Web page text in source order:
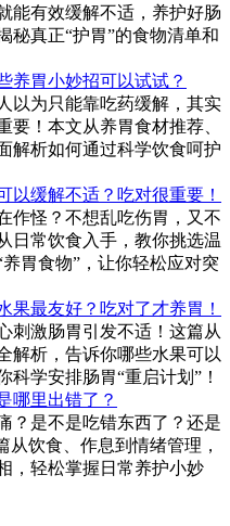
能有效缓解不适，养护好肠
秘真正“护胃”的食物清单和
养胃小妙招可以试试？
以为只能靠吃药缓解，其实
要！本文从养胃食材推荐、
解析如何通过科学饮食呵护
以缓解不适？吃对很重要！
作怪？不想乱吃伤胃，又不
日常饮食入手，教你挑选温
胃食物”，让你轻松应对突
果最友好？吃对了才养胃！
刺激肠胃引发不适！这篇从
解析，告诉你哪些水果可以
学安排肠胃“重启计划”！
哪里出错了？
？是不是吃错东西了？还是
从饮食、作息到情绪管理，
，轻松掌握日常养护小妙